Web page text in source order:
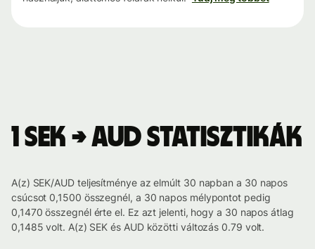
1 SEK → AUD statisztikák
A(z) SEK/AUD teljesítménye az elmúlt 30 napban a 30 napos
csúcsot 0,1500 összegnél, a 30 napos mélypontot pedig
0,1470 összegnél érte el. Ez azt jelenti, hogy a 30 napos átlag
0,1485 volt. A(z) SEK és AUD közötti változás 0.79 volt.